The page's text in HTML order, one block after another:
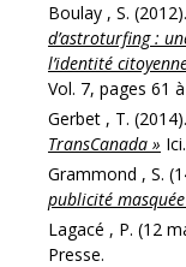
Boulay , S. (2012).
d’astroturfing :
l’identité
Vol. 7, pages 61
Gerbet , T. (2014).
TransCanada »
Grammond , S.
publicité
Lagacé , P. (12
Presse.